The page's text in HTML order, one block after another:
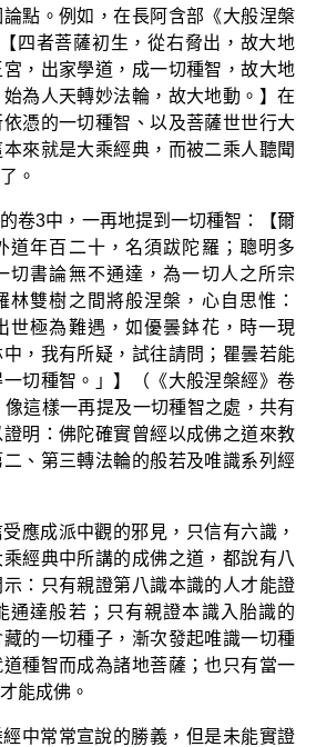
點。例如，在長阿含部《大般涅槃
四者菩薩初生，從右脅出，故大地
，出家學道，成一切種智，故大地
為人天轉妙法輪，故大地動。】在
憑的一切種智、以及菩薩世世行大
來就是大乘經典，而被二乘人聽聞
。
卷3中，一再地提到一切種智：【爾
道年百二十，名須跋陀羅；聰明多
切書論無不通達，為一切人之所宗
林雙樹之間將般涅槃，心自思惟：
世極為難遇，如優曇鉢花，時一現
，我有所疑，試往請問；瞿曇若能
切種智。」】（《大般涅槃經》卷
這樣一再提及一切種智之處，共有
明：佛陀確實曾經以成佛之道來教
、第三轉法輪的般若及唯識系列經
應成派中觀的邪見，只信有六識，
經典中所講的成佛之道，都說有八
：只有親證第八識本識的人才能證
通達般若；只有親證本識入胎識的
的一切種子，漸次發起唯識一切種
種智而成為諸地菩薩；也只有當一
能成佛。
中常常宣說的勝義，但是未能實證